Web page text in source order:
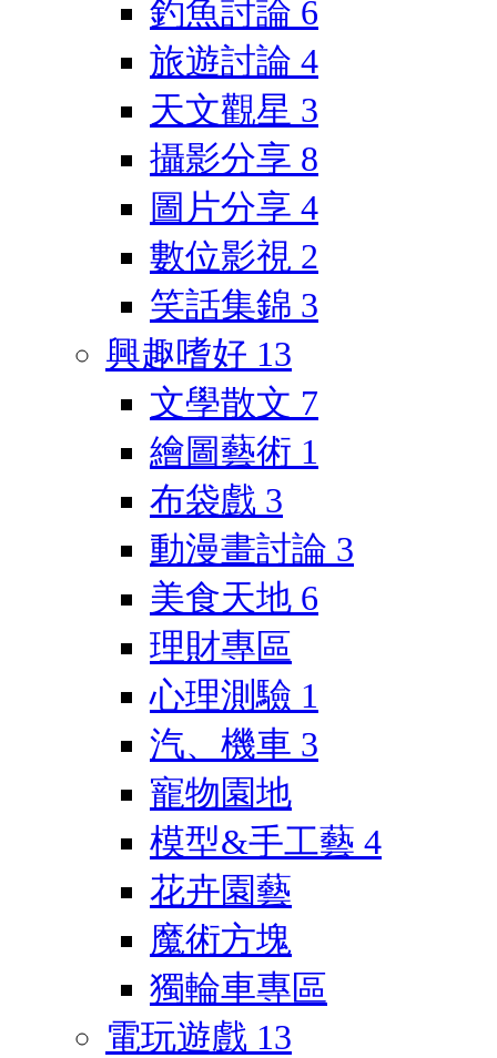
釣魚討論 6
旅遊討論 4
天文觀星 3
攝影分享 8
圖片分享 4
數位影視 2
笑話集錦 3
興趣嗜好 13
文學散文 7
繪圖藝術 1
布袋戲 3
動漫畫討論 3
美食天地 6
理財專區
心理測驗 1
汽、機車 3
寵物園地
模型&手工藝 4
花卉園藝
魔術方塊
獨輪車專區
電玩遊戲 13